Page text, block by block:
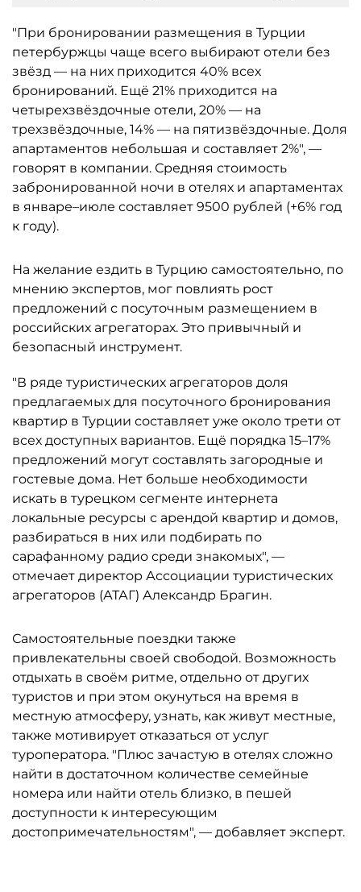
"При бронировании размещения в Турции
петербуржцы чаще всего выбирают отели без
звёзд — на них приходится 40% всех
бронирований. Ещё 21% приходится на
четырехзвёздочные отели, 20% — на
трехзвёздочные, 14% — на пятизвёздочные. Доля
апартаментов небольшая и составляет 2%", —
говорят в компании. Средняя стоимость
забронированной ночи в отелях и апартаментах
в январе–июле составляет 9500 рублей (+6% год
к году).
На желание ездить в Турцию самостоятельно, по
мнению экспертов, мог повлиять рост
предложений с посуточным размещением в
российских агрегаторах. Это привычный и
безопасный инструмент.
"В ряде туристических агрегаторов доля
предлагаемых для посуточного бронирования
квартир в Турции составляет уже около трети от
всех доступных вариантов. Ещё порядка 15–17%
предложений могут составлять загородные и
гостевые дома. Нет больше необходимости
искать в турецком сегменте интернета
локальные ресурсы с арендой квартир и домов,
разбираться в них или подбирать по
сарафанному радио среди знакомых", —
отмечает директор Ассоциации туристических
агрегаторов (АТАГ) Александр Брагин.
Самостоятельные поездки также
привлекательны своей свободой. Возможность
отдыхать в своём ритме, отдельно от других
туристов и при этом окунуться на время в
местную атмосферу, узнать, как живут местные,
также мотивирует отказаться от услуг
туроператора. "Плюс зачастую в отелях сложно
найти в достаточном количестве семейные
номера или найти отель близко, в пешей
доступности к интересующим
достопримечательностям", — добавляет эксперт.